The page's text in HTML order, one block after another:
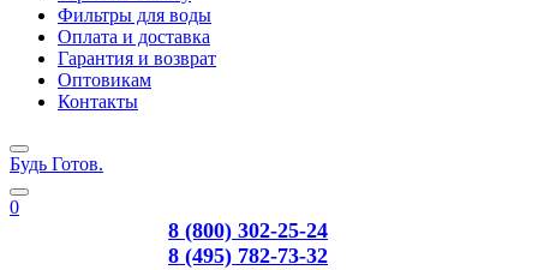
Фильтры для воды
Оплата и доставка
Гарантия и возврат
Оптовикам
Контакты
Будь Готов.
0
8 (800) 302-25-24
8 (495) 782-73-32